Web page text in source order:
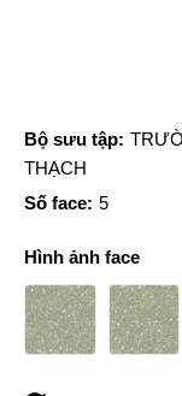
Bộ sưu tập:
THẠCH
Số face: 5
Hình ảnh face